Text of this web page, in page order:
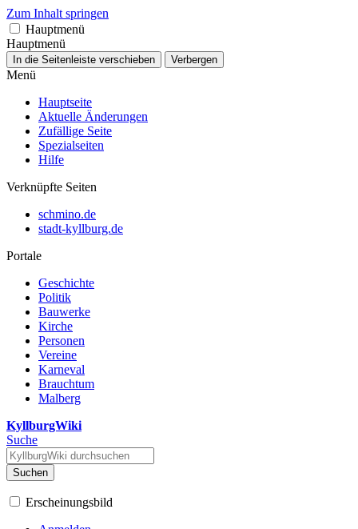
Zum Inhalt springen
Hauptmenü
Hauptmenü
In die Seitenleiste verschieben Verbergen
Menü
Hauptseite
Aktuelle Änderungen
Zufällige Seite
Spezialseiten
Hilfe
Verknüpfte Seiten
schmino.de
stadt-kyllburg.de
Portale
Geschichte
Politik
Bauwerke
Kirche
Personen
Vereine
Karneval
Brauchtum
Malberg
KyllburgWiki
Suche
Suchen
Erscheinungsbild